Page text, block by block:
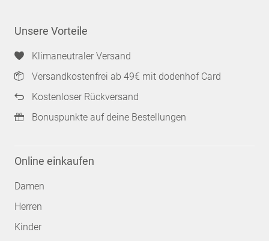
Unsere Vorteile
Klimaneutraler Versand
Versandkostenfrei ab 49€ mit dodenhof Card
Kostenloser Rückversand
Bonuspunkte auf deine Bestellungen
Online einkaufen
Damen
Herren
Kinder